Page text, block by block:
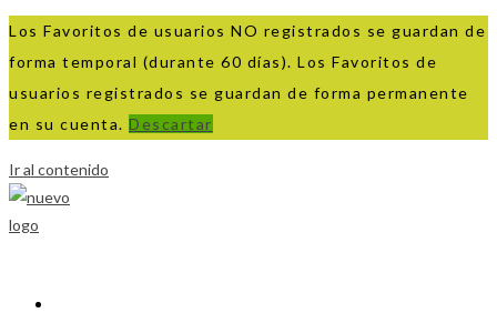
Los Favoritos de usuarios NO registrados se guardan de
forma temporal (durante 60 días). Los Favoritos de
usuarios registrados se guardan de forma permanente
en su cuenta. Descartar
Ir al contenido